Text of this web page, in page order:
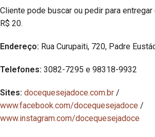
Cliente pode buscar ou pedir para entregar
R$ 20.
Endereço: Rua Curupaiti, 720, Padre
Telefones: 3082-7295 e 98318-9932
Sites: docequesejadoce.com.br /
www.facebook.com/docequesejadoce /
www.instagram.com/docequesejadoce